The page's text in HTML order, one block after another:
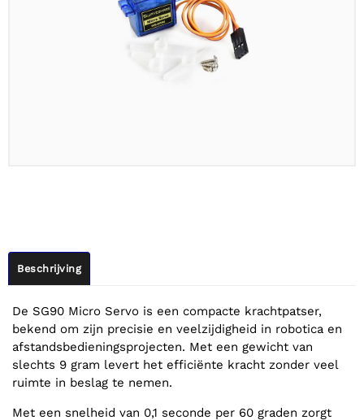
Beschrijving
De SG90 Micro Servo is een compacte krachtpatser,
bekend om zijn precisie en veelzijdigheid in robotica en
afstandsbedieningsprojecten. Met een gewicht van
slechts 9 gram levert het efficiënte kracht zonder veel
ruimte in beslag te nemen.
Met een snelheid van 0,1 seconde per 60 graden zorgt